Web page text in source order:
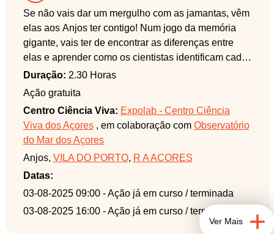
Se não vais dar um mergulho com as jamantas, vêm
elas aos Anjos ter contigo! Num jogo da memória
gigante, vais ter de encontrar as diferenças entre
elas e aprender como os cientistas identificam cada
jamanta para descobrir as suas rotas migratórias.
Duração: 2.30 Horas
Ação gratuita
Centro Ciência Viva: Expolab - Centro Ciência
Viva dos Açores, em colaboração com Observatório
do Mar dos Açores
Anjos, VILA DO PORTO, R A ACORES
Datas:
03-08-2025 09:00 - Ação já em curso / terminada
03-08-2025 16:00 - Ação já em curso / terminada
Ver Mais